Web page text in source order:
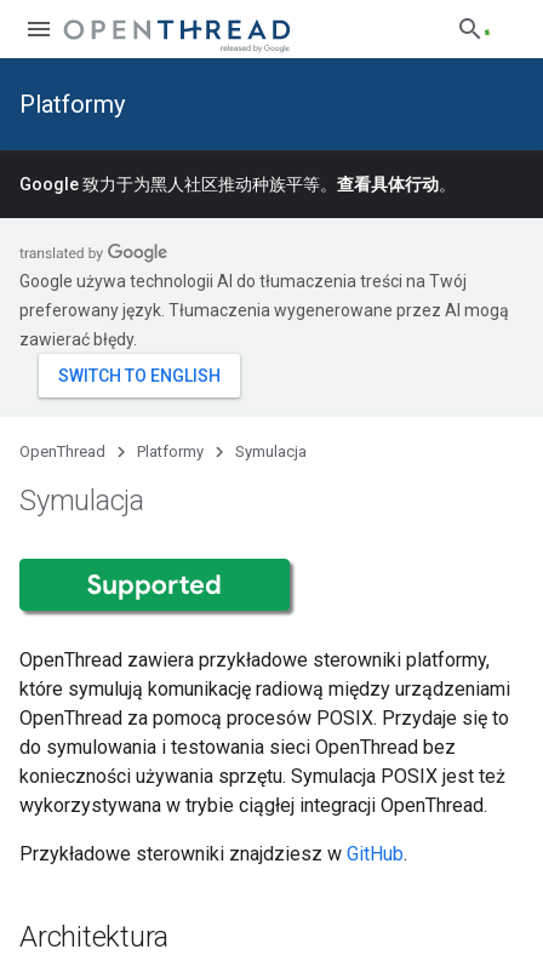
Platformy
Google 致力于为黑人社区推动种族平等。 查看具体行动。
Google używa technologii AI do tłumaczenia treści na Twój
preferowany język. Tłumaczenia wygenerowane przez AI mogą
zawierać błędy.
OpenThread Platformy Symulacja
Symulacja
OpenThread zawiera przykładowe sterowniki platformy,
które symulują komunikację radiową między urządzeniami
OpenThread za pomocą procesów POSIX. Przydaje się to
do symulowania i testowania sieci OpenThread bez
konieczności używania sprzętu. Symulacja POSIX jest też
wykorzystywana w trybie ciągłej integracji OpenThread.
Przykładowe sterowniki znajdziesz w GitHub.
Architektura